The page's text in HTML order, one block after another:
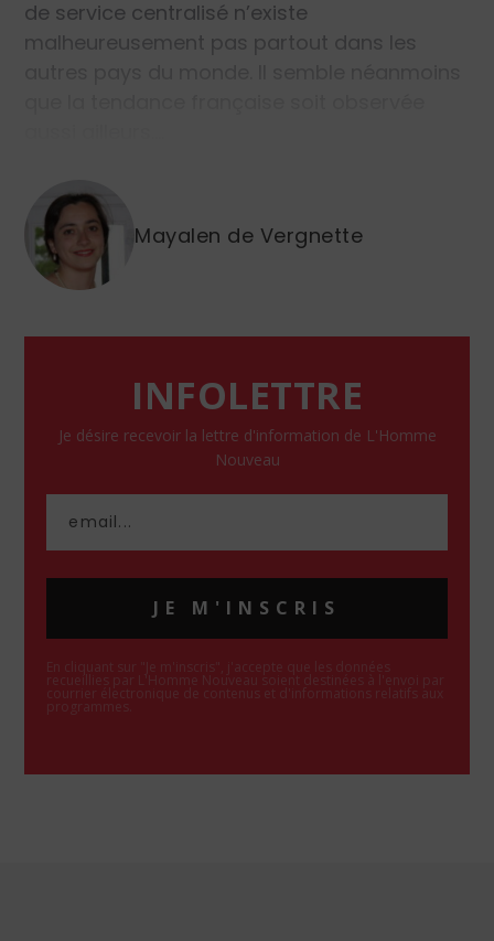
de service centralisé n’existe
malheureusement pas partout dans les
Mayalen de Vergnette
INFOLETTRE
Je désire recevoir la lettre d'information de L'Homme
Nouveau
JE M'INSCRIS
En cliquant sur "Je m'inscris", j'accepte que les données
recueillies par L'Homme Nouveau soient destinées à l'envoi par
courrier électronique de contenus et d'informations relatifs aux
programmes.